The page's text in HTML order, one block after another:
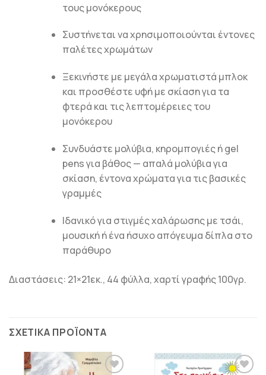
τους μονόκερους
Συστήνεται να χρησιμοποιούνται έντονες
παλέτες χρωμάτων
Ξεκινήστε με μεγάλα χρωματιστά μπλοκ
και προσθέστε υφή με σκίαση για τα
φτερά και τις λεπτομέρειες του
μονόκερου
Συνδυάστε μολύβια, κηρομπογιές ή gel
pens για βάθος — απαλά μολύβια για
σκίαση, έντονα χρώματα για τις βασικές
γραμμές
Ιδανικό για στιγμές χαλάρωσης με τσάι,
μουσική ή ένα ήσυχο απόγευμα δίπλα στο
παράθυρο
Διαστάσεις: 21×21εκ., 44 φύλλα, χαρτί γραφής 100γρ.
ΣΧΕΤΙΚΆ ΠΡΟΪΌΝΤΑ